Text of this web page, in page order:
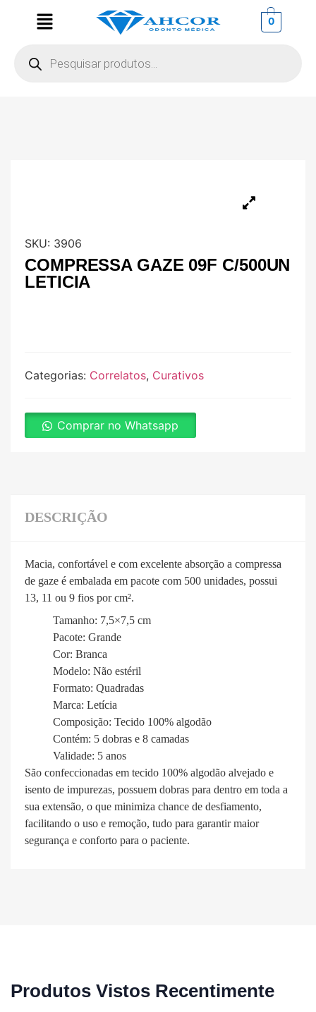
0
SKU: 3906
COMPRESSA GAZE 09F C/500UN
LETICIA
Categorias: Correlatos, Curativos
Comprar no Whatsapp
DESCRIÇÃO
Macia, confortável e com excelente absorção a compressa
de gaze é embalada em pacote com 500 unidades, possui
13, 11 ou 9 fios por cm².
Tamanho: 7,5×7,5 cm
Pacote: Grande
Cor: Branca
Modelo: Não estéril
Formato: Quadradas
Marca: Letícia
Composição: Tecido 100% algodão
Contém: 5 dobras e 8 camadas
Validade: 5 anos
São confeccionadas em tecido 100% algodão alvejado e
isento de impurezas, possuem dobras para dentro em toda a
sua extensão, o que minimiza chance de desfiamento,
facilitando o uso e remoção, tudo para garantir maior
segurança e conforto para o paciente.
Produtos Vistos Recentimente